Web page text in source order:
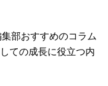
部おすすめのコラム
ての成長に役立つ内